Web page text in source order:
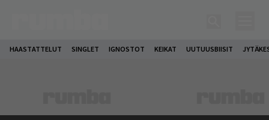
HAASTATTELUT SINGLET IGNOSTOT KEIKAT UUTUUSBIISIT